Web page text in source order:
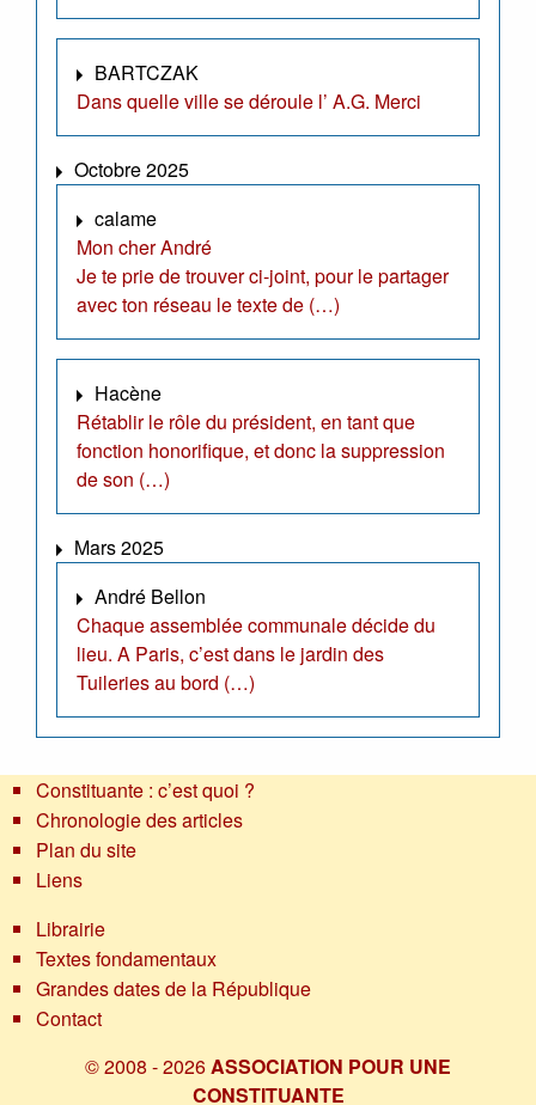
BARTCZAK
Dans quelle ville se déroule l’ A.G. Merci
Octobre 2025
calame
Mon cher André
Je te prie de trouver ci-joint, pour le partager
avec ton réseau le texte de (…)
Hacène
Rétablir le rôle du président, en tant que
fonction honorifique, et donc la suppression
de son (…)
Mars 2025
André Bellon
Chaque assemblée communale décide du
lieu. A Paris, c’est dans le jardin des
Tuileries au bord (…)
Constituante : c’est quoi ?
Chronologie des articles
Plan du site
Liens
Librairie
Textes fondamentaux
Grandes dates de la République
Contact
© 2008 - 2026ASSOCIATION POUR UNE
CONSTITUANTE